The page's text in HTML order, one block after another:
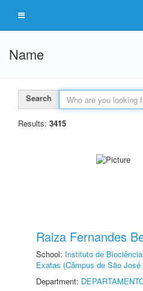
Name
Search
Results: 3415
Raiza Fernandes
School: Instituto de
Exatas (Câmpus de São
Department: